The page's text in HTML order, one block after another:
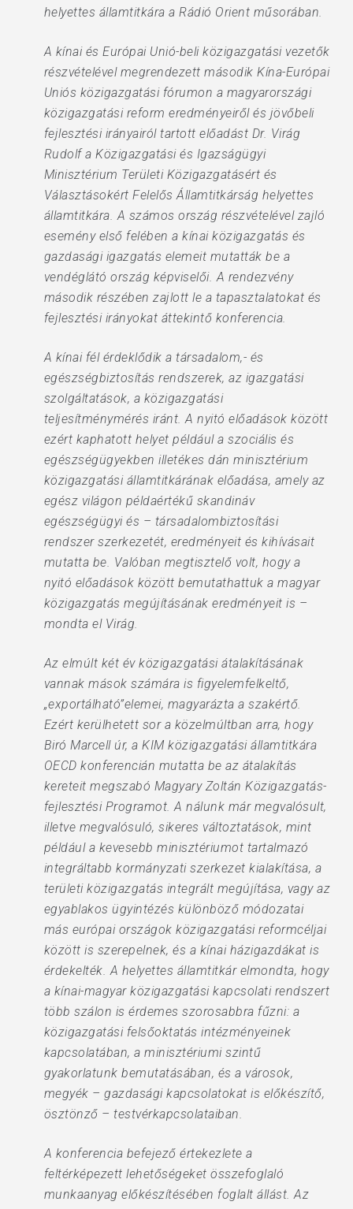
helyettes államtitkára a Rádió Orient műsorában.
A kínai és Európai Unió-beli közigazgatási vezetők
részvételével megrendezett második Kína-Európai
Uniós közigazgatási fórumon a magyarországi
közigazgatási reform eredményeiről és jövőbeli
fejlesztési irányairól tartott előadást Dr. Virág
Rudolf a Közigazgatási és Igazságügyi
Minisztérium Területi Közigazgatásért és
Választásokért Felelős Államtitkárság helyettes
államtitkára. A számos ország részvételével zajló
esemény első felében a kínai közigazgatás és
gazdasági igazgatás elemeit mutatták be a
vendéglátó ország képviselői. A rendezvény
második részében zajlott le a tapasztalatokat és
fejlesztési irányokat áttekintő konferencia.
A kínai fél érdeklődik a társadalom,- és
egészségbiztosítás rendszerek, az igazgatási
szolgáltatások, a közigazgatási
teljesítménymérés iránt. A nyitó előadások között
ezért kaphatott helyet például a szociális és
egészségügyekben illetékes dán minisztérium
közigazgatási államtitkárának előadása, amely az
egész világon példaértékű skandináv
egészségügyi és – társadalombiztosítási
rendszer szerkezetét, eredményeit és kihívásait
mutatta be. Valóban megtisztelő volt, hogy a
nyitó előadások között bemutathattuk a magyar
közigazgatás megújításának eredményeit is –
mondta el Virág.
Az elmúlt két év közigazgatási átalakításának
vannak mások számára is figyelemfelkeltő,
„exportálható”elemei, magyarázta a szakértő.
Ezért kerülhetett sor a közelmúltban arra, hogy
Biró Marcell úr, a KIM közigazgatási államtitkára
OECD konferencián mutatta be az átalakítás
kereteit megszabó Magyary Zoltán Közigazgatás-
fejlesztési Programot. A nálunk már megvalósult,
illetve megvalósuló, sikeres változtatások, mint
például a kevesebb minisztériumot tartalmazó
integráltabb kormányzati szerkezet kialakítása, a
területi közigazgatás integrált megújítása, vagy az
egyablakos ügyintézés különböző módozatai
más európai országok közigazgatási reformcéljai
között is szerepelnek, és a kínai házigazdákat is
érdekelték. A helyettes államtitkár elmondta, hogy
a kínai-magyar közigazgatási kapcsolati rendszert
több szálon is érdemes szorosabbra fűzni: a
közigazgatási felsőoktatás intézményeinek
kapcsolatában, a minisztériumi szintű
gyakorlatunk bemutatásában, és a városok,
megyék – gazdasági kapcsolatokat is előkészítő,
ösztönző – testvérkapcsolataiban.
A konferencia befejező értekezlete a
feltérképezett lehetőségeket összefoglaló
munkaanyag előkészítésében foglalt állást. Az